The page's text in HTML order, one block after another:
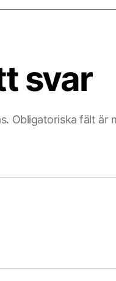
svar
Obligatoriska fält är